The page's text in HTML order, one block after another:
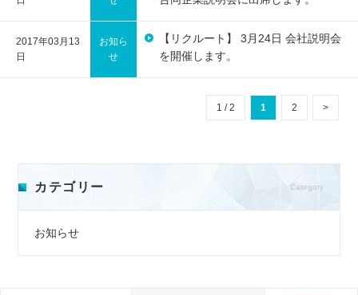
2017年03月13
日
お知ら
せ
【リクルート】 3月24日 会社説明会
を開催します。
1 / 2 1 2 >
カテゴリー Category
お知らせ